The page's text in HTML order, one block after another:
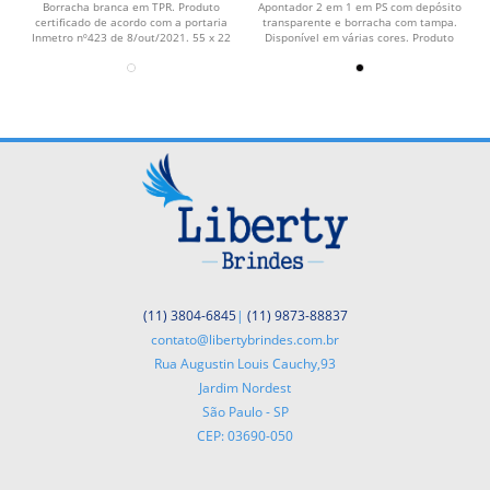
Borracha branca em TPR. Produto
certificado de acordo com a portaria
Inmetro nº423 de 8/out/2021. 55 x 22
Apontador 2 em 1 em PS com depósito
transparente e borracha com tampa.
Disponível em várias cores. Produto
(11) 3804-6845| (11) 9873-88837
contato@libertybrindes.com.br
Rua Augustin Louis Cauchy,93
Jardim Nordest
São Paulo - SP
CEP: 03690-050